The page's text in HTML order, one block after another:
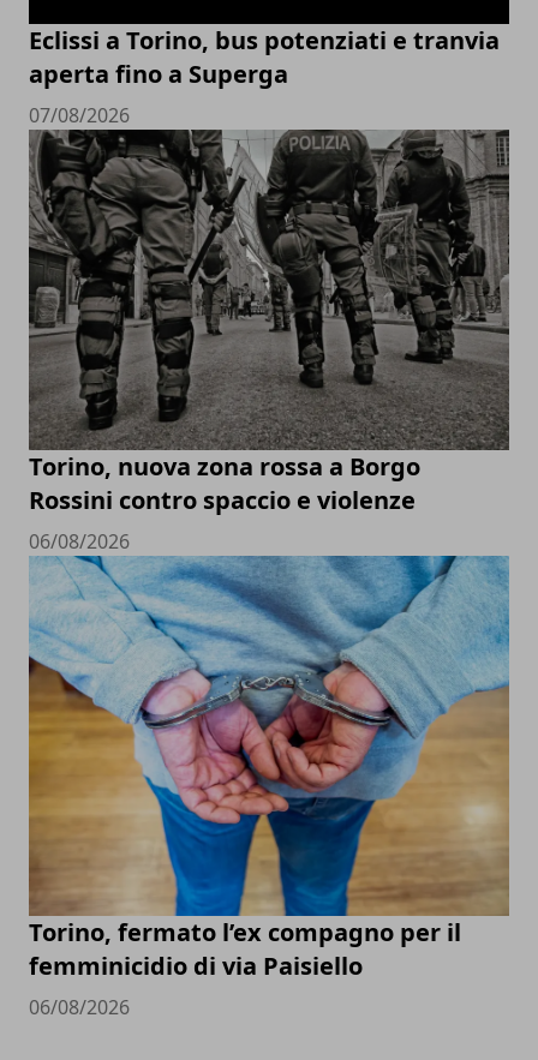
Eclissi a Torino, bus potenziati e tranvia
aperta fino a Superga
07/08/2026
Torino, nuova zona rossa a Borgo
Rossini contro spaccio e violenze
06/08/2026
Torino, fermato l’ex compagno per il
femminicidio di via Paisiello
06/08/2026